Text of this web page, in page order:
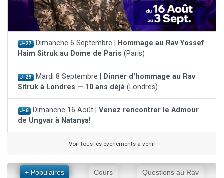
J-27 Dimanche 6 Septembre |
Hommage au Rav Yossef
Haim Sitruk au Dome de Paris (Paris)
J-29 Mardi 8 Septembre |
Dinner d'hommage au Rav
Sitruk à Londres — 10 ans déjà (Londres)
J-6 Dimanche 16 Août | Venez rencontrer le Admour
de Ungvar à Natanya!
Voir tous les événements à venir
+ Populaires Cours Questions au Rav